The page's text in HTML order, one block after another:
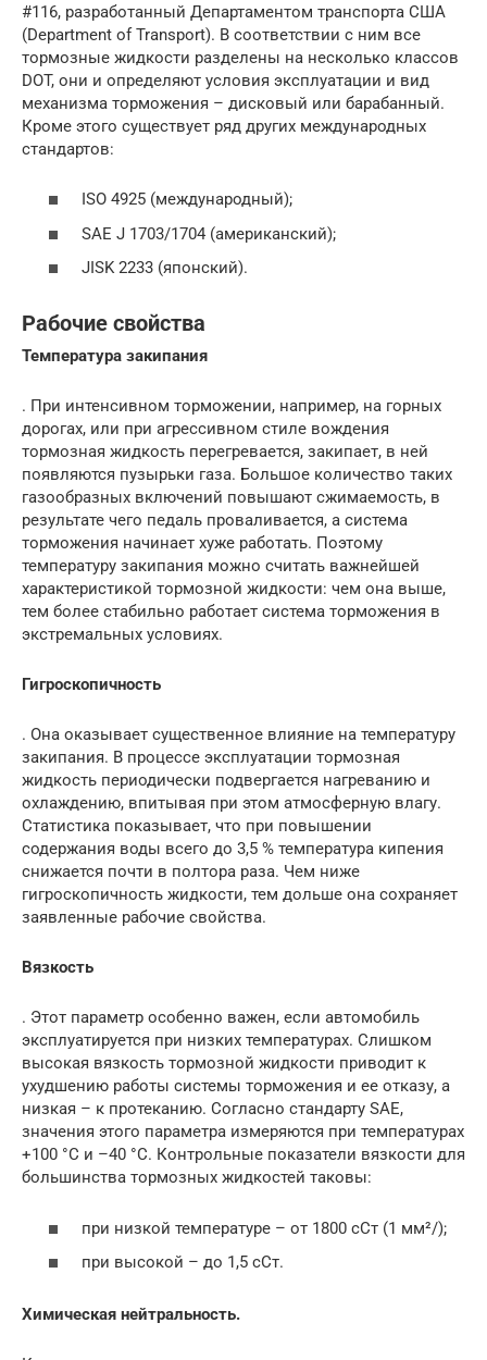
#116, разработанный Департаментом транспорта США
(Department of Transport). В соответствии с ним все
тормозные жидкости разделены на несколько классов
DOT, они и определяют условия эксплуатации и вид
механизма торможения – дисковый или барабанный.
Кроме этого существует ряд других международных
стандартов:
ISO 4925 (международный);
SAE J 1703/1704 (американский);
JISK 2233 (японский).
Рабочие свойства
Температура закипания
. При интенсивном торможении, например, на горных
дорогах, или при агрессивном стиле вождения
тормозная жидкость перегревается, закипает, в ней
появляются пузырьки газа. Большое количество таких
газообразных включений повышают сжимаемость, в
результате чего педаль проваливается, а система
торможения начинает хуже работать. Поэтому
температуру закипания можно считать важнейшей
характеристикой тормозной жидкости: чем она выше,
тем более стабильно работает система торможения в
экстремальных условиях.
Гигроскопичность
. Она оказывает существенное влияние на температуру
закипания. В процессе эксплуатации тормозная
жидкость периодически подвергается нагреванию и
охлаждению, впитывая при этом атмосферную влагу.
Статистика показывает, что при повышении
содержания воды всего до 3,5 % температура кипения
снижается почти в полтора раза. Чем ниже
гигроскопичность жидкости, тем дольше она сохраняет
заявленные рабочие свойства.
Вязкость
. Этот параметр особенно важен, если автомобиль
эксплуатируется при низких температурах. Слишком
высокая вязкость тормозной жидкости приводит к
ухудшению работы системы торможения и ее отказу, а
низкая – к протеканию. Согласно стандарту SAE,
значения этого параметра измеряются при температурах
+100 °С и –40 °С. Контрольные показатели вязкости для
большинства тормозных жидкостей таковы:
при низкой температуре – от 1800 сСт (1 мм²/);
при высокой – до 1,5 сСт.
Химическая нейтральность.